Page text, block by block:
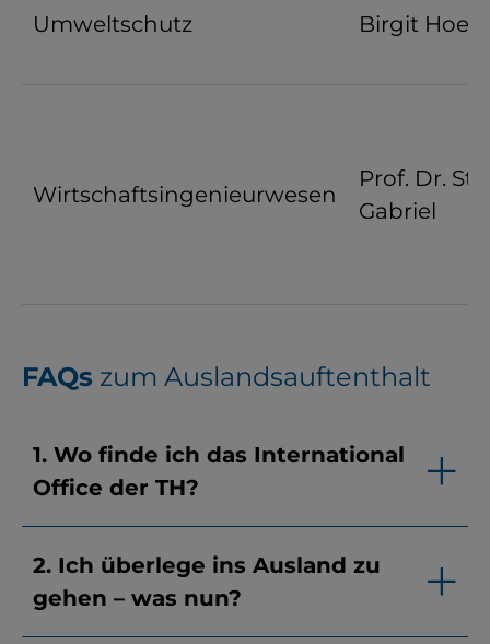
Umweltschutz Birgit Hoess
Wirtschaftsingenieurwesen
Prof. Dr.
Gabriel
FAQs zum Auslandsauftenthalt
1. Wo finde ich das International
Office der TH?
2. Ich überlege ins Ausland zu
gehen – was nun?